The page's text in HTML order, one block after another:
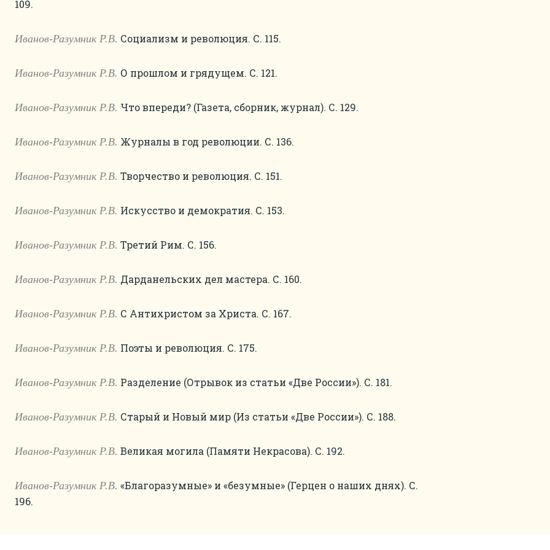
109.
Иванов-Разумник Р.В. Социализм и революция. С. 115.
Иванов-Разумник Р.В. О прошлом и грядущем. С. 121.
Иванов-Разумник Р.В. Что впереди? (Газета, сборник, журнал). С. 129.
Иванов-Разумник Р.В. Журналы в год революции. С. 136.
Иванов-Разумник Р.В. Творчество и революция. С. 151.
Иванов-Разумник Р.В. Искусство и демократия. С. 153.
Иванов-Разумник Р.В. Третий Рим. С. 156.
Иванов-Разумник Р.В. Дарданельских дел мастера. С. 160.
Иванов-Разумник Р.В. С Антихристом за Христа. С. 167.
Иванов-Разумник Р.В. Поэты и революция. С. 175.
Иванов-Разумник Р.В. Разделение (Отрывок из статьи «Две России»). С. 181.
Иванов-Разумник Р.В. Старый и Новый мир (Из статьи «Две России»). С. 188.
Иванов-Разумник Р.В. Великая могила (Памяти Некрасова). С. 192.
Иванов-Разумник Р.В. «Благоразумные» и «безумные» (Герцен о наших днях). С.
196.